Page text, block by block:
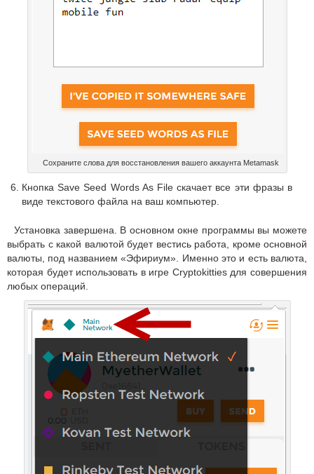
Сохраните слова для восстановления вашего аккаунта Metamask
Кнопка Save Seed Words As File скачает все эти фразы в
виде текстового файла на ваш компьютер.
Установка завершена. В основном окне программы вы можете
выбрать с какой валютой будет вестись работа, кроме основной
валюты, под названием «Эфириум». Именно это и есть валюта,
которая будет использовать в игре Cryptokitties для совершения
любых операций.